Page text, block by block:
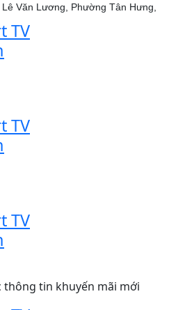
TV
TV
TV
Văn Lương, Phường Tân Hưng,
thông tin khuyến mãi mới